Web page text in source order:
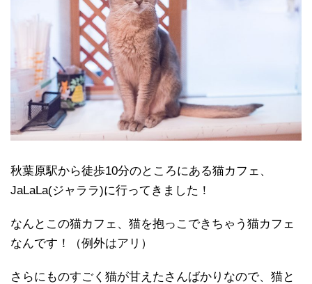
秋葉原駅から徒歩10分のところにある猫カフェ、
JaLaLa(ジャララ)に行ってきました！
なんとこの猫カフェ、猫を抱っこできちゃう猫カフェ
なんです！（例外はアリ）
さらにものすごく猫が甘えたさんばかりなので、猫と